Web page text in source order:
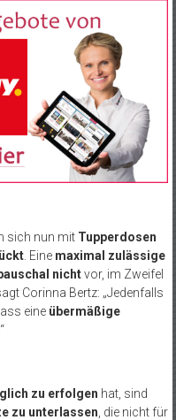
sich nun mit Tupperdosen
. Eine maximal zulässige
nichtvor, im Zweifel
Corinna Bertz: „Jedenfalls
eine übermäßige
zu erfolgen hat, sind
zu unterlassen , die nicht für